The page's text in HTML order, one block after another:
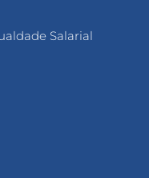
Salarial